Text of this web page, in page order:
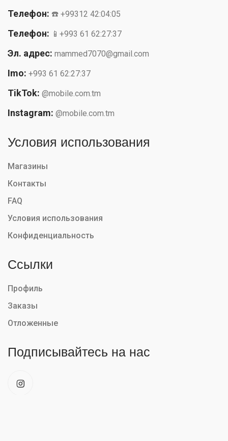
Телефон: ☎️ +99312 42:04:05
Телефон: 📱+993 61 62:27:37
Эл. адрес: mammed7070@gmail.com
Imo: +993 61 62:27:37
TikTok: @mobile.com.tm
Instagram: @mobile.com.tm
Условия использования
Магазины
Контакты
FAQ
Условия использования
Конфиденциальность
Ссылки
Профиль
Заказы
Отложенные
Подписывайтесь на нас